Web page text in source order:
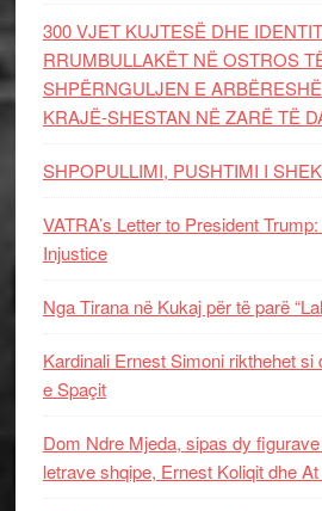
300 VJET KUJTESË DHE
RRUMBULLAKËT NË OSTROS
SHPËRNGULJEN E
KRAJË-SHESTAN NË ZARË TË
SHPOPULLIMI, PUSHTIMI I
VATRA’s Letter to President
Injustice
Nga Tirana në Kukaj për të parë
Kardinali Ernest Simoni rikthehet si
e Spaçit
Dom Ndre Mjeda, sipas dy
letrave shqipe, Ernest Koliqit dhe